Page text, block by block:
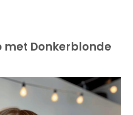
met Donkerblonde